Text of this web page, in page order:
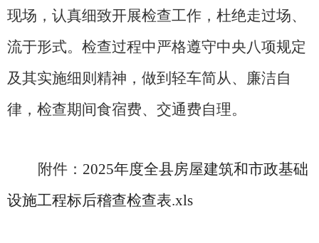
现场，认真细致开展检查工作，杜绝走过场、
流于形式。检查过程中严格遵守中央八项规定
及其实施细则精神，做到轻车简从、廉洁自
律，检查期间食宿费、交通费自理。
附件： 2025年度全县房屋建筑和市政基础
设施工程标后稽查检查表.xls